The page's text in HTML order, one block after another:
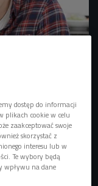
wiekowym
z rodzicami.
na temat tzw.
było takich
dostęp do informacji
plikach cookie w celu
zaakceptować swoje
skorzystać z
interesu lub w
Te wybory będą
wpływu na dane